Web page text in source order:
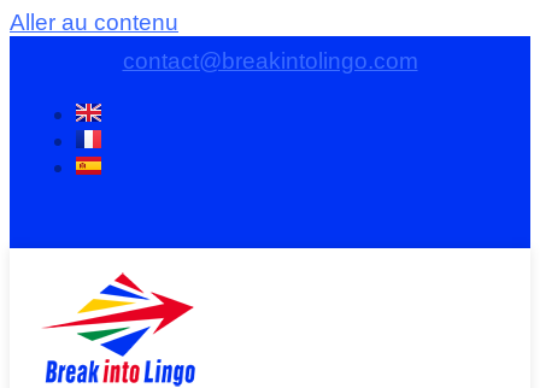
Aller au contenu
contact@breakintolingo.com